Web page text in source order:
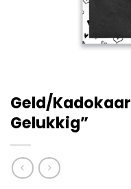
Geld/
Gelukkig”